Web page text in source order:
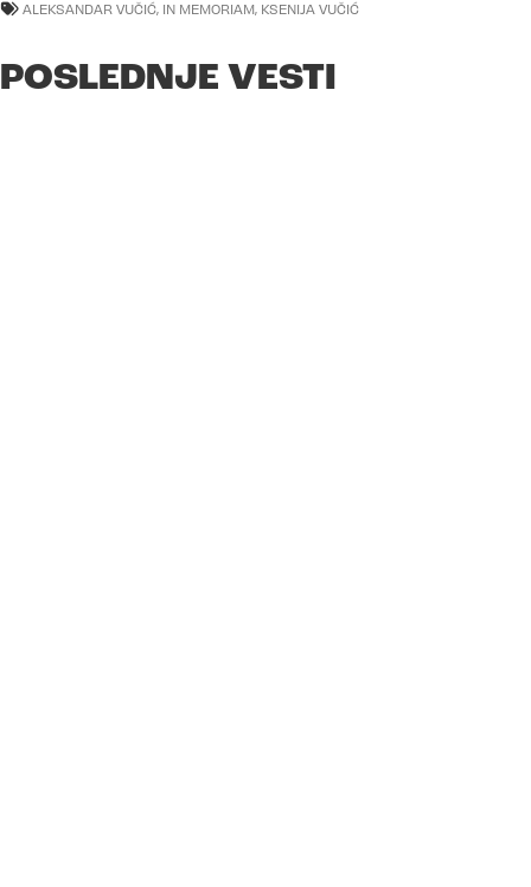
ALEKSANDAR VUČIĆ, IN MEMORIAM, KSENIJA VUČIĆ
POSLEDNJE VESTI